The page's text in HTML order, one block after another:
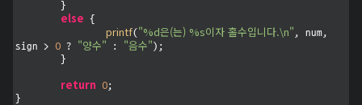
else {
printf("%d은(는) %s이자 홀수입니다.\n" , num,
sign > 0 ? "양수" : "음수");
return 0;
}